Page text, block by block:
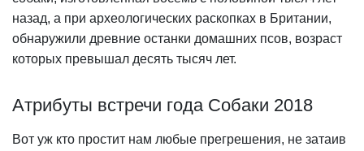
назад, а при археологических раскопках в Британии,
обнаружили древние останки домашних псов, возраст
которых превышал десять тысяч лет.
Атрибуты встречи года Собаки 2018
Вот уж кто простит нам любые прегрешения, не затаив